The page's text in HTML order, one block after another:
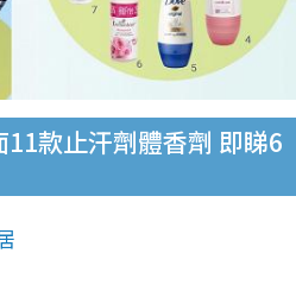
11款止汗劑體香劑 即睇6